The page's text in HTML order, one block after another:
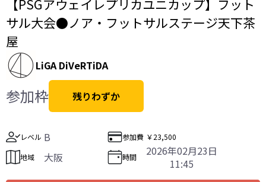
【PSGアウェイレプリカユニカップ】フット
サル大会●ノア・フットサルステージ天下茶
屋
LiGA DiVeRTiDA
参加枠 残りわずか
レベル B 参加費 ￥23,500
地域
大阪 時間
2026年02月23日
11:45